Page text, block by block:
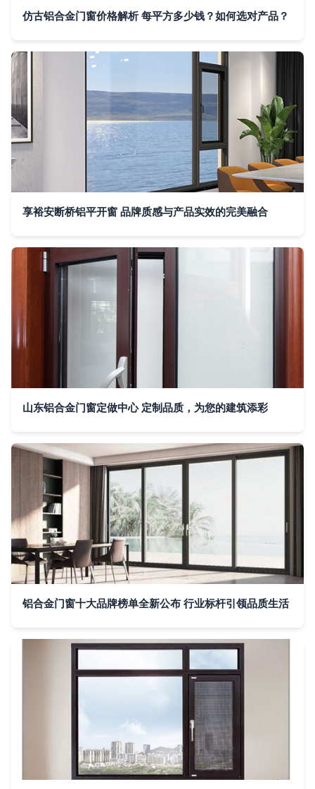
仿古铝合金门窗价格解析 每平方多少钱？如何选对产品？
享裕安断桥铝平开窗 品牌质感与产品实效的完美融合
山东铝合金门窗定做中心 定制品质，为您的建筑添彩
铝合金门窗十大品牌榜单全新公布 行业标杆引领品质生活